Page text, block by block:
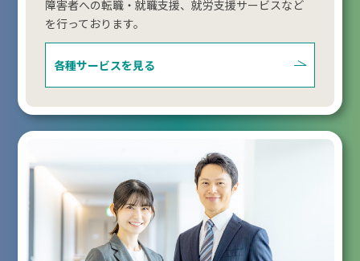
障害者への転職・就職支援、就労支援サービスなど
を行っております。
各種サービスを見る